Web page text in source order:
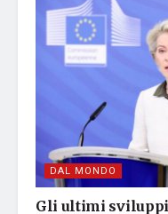
DAL MONDO
Gli ultimi sviluppi